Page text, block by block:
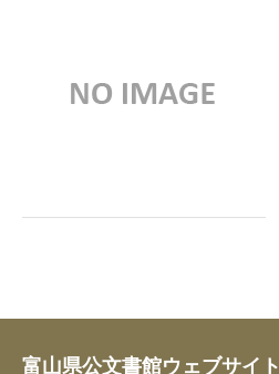
富山県公文書館ウェブサイト